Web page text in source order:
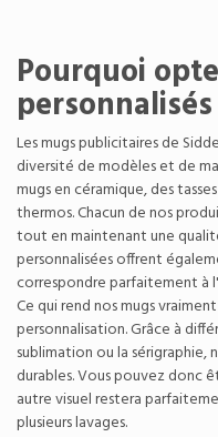
Pourquoi
Les mugs publicitaires de
diversité de modèles et de
mugs en céramique, des
thermos. Chacun de nos
tout en maintenant une
personnalisées offrent
correspondre parfaitement à
Ce qui rend nos mugs
personnalisation. Grâce à
sublimation ou la sérigraphie,
durables. Vous pouvez
autre visuel restera
plusieurs lavages.